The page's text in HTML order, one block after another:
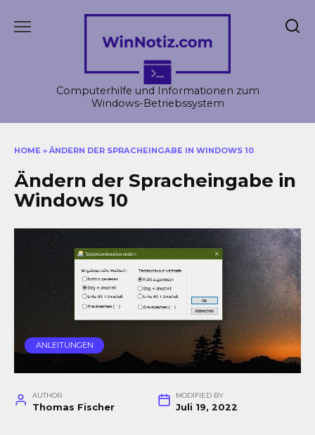
Computerhilfe und Informationen zum
Windows-Betriebssystem
HOME »ÄNDERN DER SPRACHEINGABE IN WINDOWS 10
Ändern der Spracheingabe in
Windows 10
ANLEITUNGEN
AUTHOR
Thomas Fischer
MODIFIED BY
Juli 19, 2022